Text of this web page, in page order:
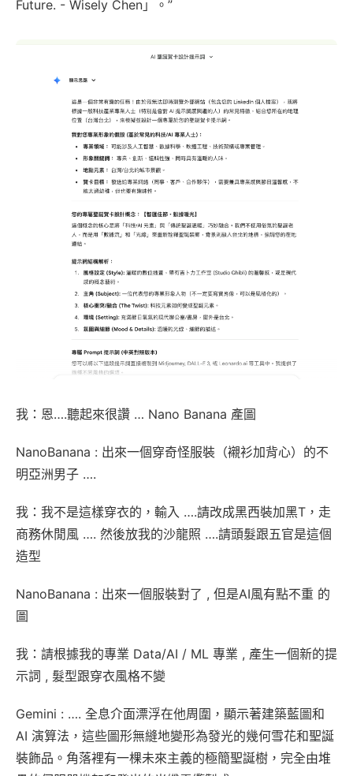
Future. - Wisely Chen」。”
我：恩….聽起來很讚 … Nano Banana 產圖
NanoBanana : 出來一個穿奇怪服裝（襯衫加背心）的不
明亞洲男子 ….
我：我不是這樣穿衣的，輸入 ….請改成黑西裝加黑T，走
商務休閒風 …. 然後放我的沙龍照 ….請頭髮跟五官是這個
造型
NanoBanana : 出來一個服裝對了 , 但是AI風有點不重 的
圖
我：請根據我的專業 Data/AI / ML 專業 , 產生一個新的提
示詞 , 髮型跟穿衣風格不變
Gemini : …. 全息介面漂浮在他周圍，顯示著建築藍圖和
AI 演算法，這些圖形無縫地變形為發光的幾何雪花和聖誕
裝飾品。角落裡有一棵未來主義的極簡聖誕樹，完全由堆